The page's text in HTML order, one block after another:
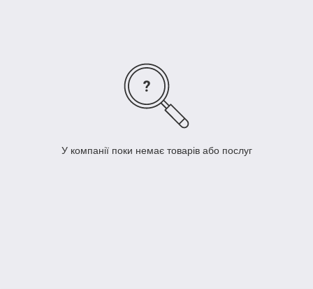
У компанії поки немає товарів або послуг